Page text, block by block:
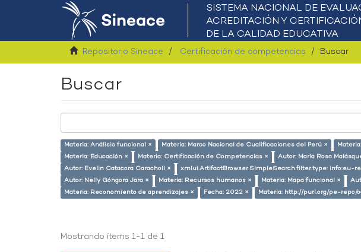
Repositorio Sineace Certificación de competencias Buscar
Buscar
Materia: Análisis funcional × Materia: Marco Nacional de Cualificaciones del Perú ×
Materia: Educación ×
Materia: Certificación de Competencias × Autor: María Rosa
Autor: Evelin Catacora Caracholi ×
xmlui.ArtifactBrowser.SimpleSearch.filter.type: info:eu-
Autor: Nelly Góngora Jara ×
Materia: Recursos humanos × Materia: Mapa funcional ×
Materia: Reconomiento de aprendizajes ×
Fecha: 2022 × Materia: http://purl.org/pe-repo/
Mostrando ítems 1-1 de 1